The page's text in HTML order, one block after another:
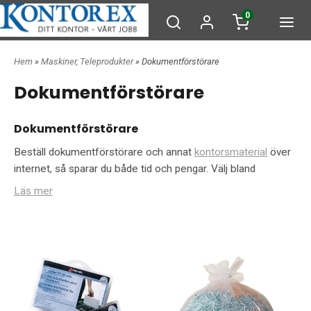
0
Hem » Maskiner, Teleprodukter» Dokumentförstörare
Dokumentförstörare
Dokumentförstörare
Beställ dokumentförstörare och annat kontorsmaterial över
internet, så sparar du både tid och pengar. Välj bland
modeller som Rexel V65, en dokumentförstörare med
och som även strimlar kreditkort, och Intimus 32 SC, en
dokumentförstörare som klarar både gem och klammer och
har kapacitet för upp till 18 A4-ark per körning. Här hittar du
Läs mer